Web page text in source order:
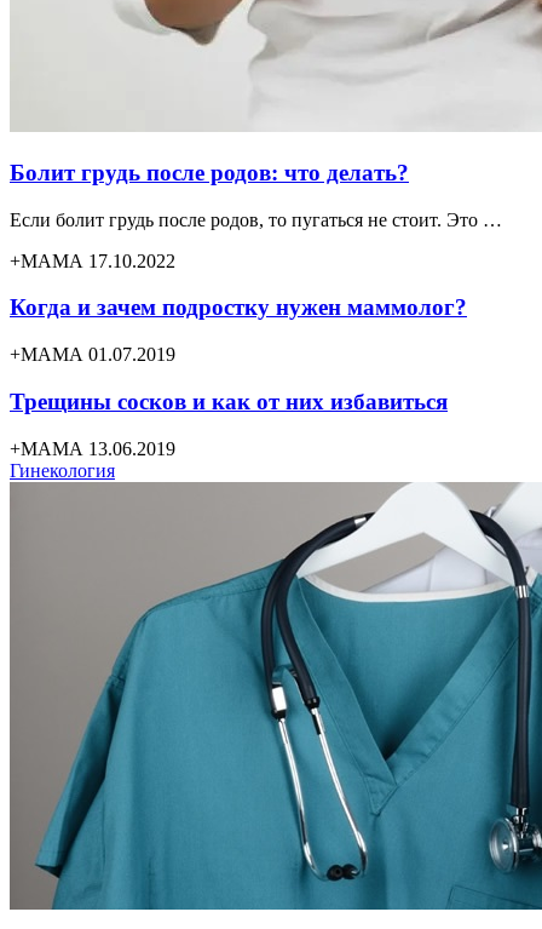
Болит грудь после родов: что делать?
Если болит грудь после родов, то пугаться не стоит. Это …
+МАМА 17.10.2022
Когда и зачем подростку нужен маммолог?
+МАМА 01.07.2019
Трещины сосков и как от них избавиться
+МАМА 13.06.2019
Гинекология